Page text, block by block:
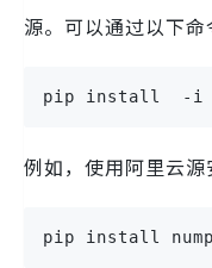
源。可以通过以下命
pip install  -i
例如，使用阿里云源
pip install